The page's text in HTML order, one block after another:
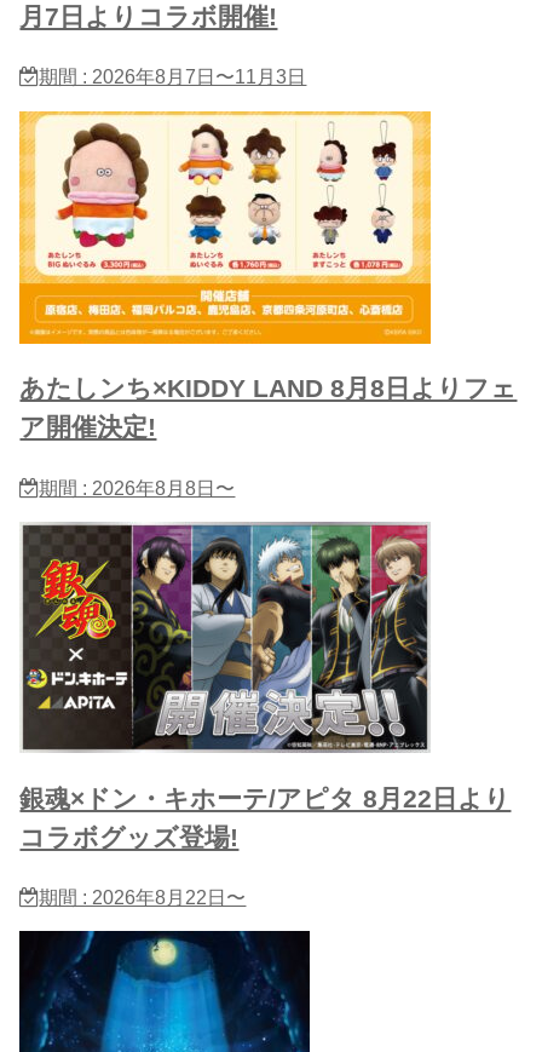
月7日よりコラボ開催!
期間 : 2026年8月7日〜11月3日
あたしンち×KIDDY LAND 8月8日よりフェ
ア開催決定!
期間 : 2026年8月8日〜
銀魂×ドン・キホーテ/アピタ 8月22日より
コラボグッズ登場!
期間 : 2026年8月22日〜